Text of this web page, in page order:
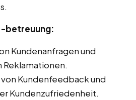
-betreuung:
Kundenanfragen und
Kundenfeedback und
Kundenzufriedenheit.